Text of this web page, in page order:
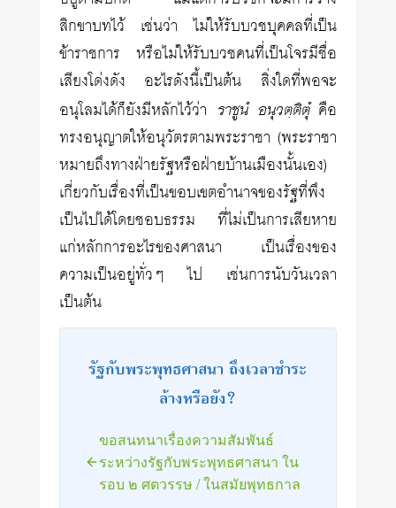
สิกขาบทไว้ เช่นว่า ไม่ให้รับบวชบุคคลที่เป็น
ข้าราชการ หรือไม่ให้รับบวชคนที่เป็นโจรมีชื่อ
เสียงโด่งดัง อะไรดังนี้เป็นต้น สิ่งใดที่พอจะ
อนุโลมได้ก็ยังมีหลักไว้ว่า ราชูนํ อนุวตฺติตุํ คือ
ทรงอนุญาตให้อนุวัตรตามพระราชา (พระราชา
หมายถึงทางฝ่ายรัฐหรือฝ่ายบ้านเมืองนั้นเอง)
เกี่ยวกับเรื่องที่เป็นขอบเขตอำนาจของรัฐที่พึง
เป็นไปได้โดยชอบธรรม ที่ไม่เป็นการเสียหาย
แก่หลักการอะไรของศาสนา เป็นเรื่องของ
ความเป็นอยู่ทั่วๆ ไป เช่นการนับวันเวลา
เป็นต้น
รัฐกับพระพุทธศาสนา ถึงเวลาชำระ
ล้างหรือยัง?
ขอสนทนาเรื่องความสัมพันธ์
ระหว่างรัฐกับพระพุทธศาสนา ใน
รอบ ๒ ศตวรรษ / ในสมัยพุทธกาล